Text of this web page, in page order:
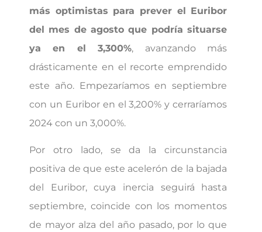
más optimistas para prever el Euribor
del mes de agosto que podría situarse
ya en el 3,300%, avanzando más
drásticamente en el recorte emprendido
este año. Empezaríamos en septiembre
con un Euribor en el 3,200% y cerraríamos
2024 con un 3,000%.
Por otro lado, se da la circunstancia
positiva de que este acelerón de la bajada
del Euribor, cuya inercia seguirá hasta
septiembre, coincide con los momentos
de mayor alza del año pasado, por lo que